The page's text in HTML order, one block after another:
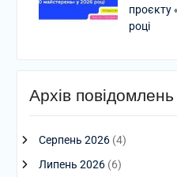
проєкту
році
Архів повідомлень
Серпень 2026(4)
Липень 2026(6)